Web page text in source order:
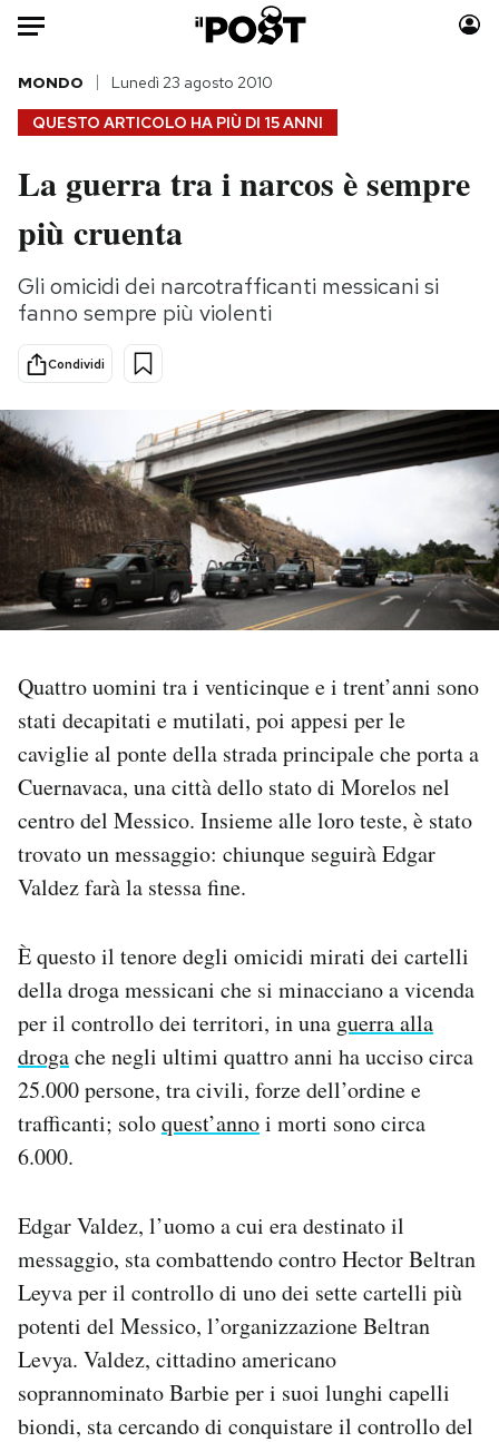
Auto
HOME
Italia
Politica
Tecnologia
Internet
Scienza
Cultura
Economia
Sport
Moda
Storie/Idee
Altrecose
Mondiali calcio 2026
PODCAST
NEWSLETTER
I MIEI PREFERITI
SHOP
Area Personale
Newsletter
Notifiche mobile
Hai bisogno di aiuto?
Esci
QUESTO ARTICOLO HA PIÙ DI 15 ANNI
MONDO Lunedì 23 agosto 2010
La guerra tra i narcos è sempre
più cruenta
Gli omicidi dei narcotrafficanti messicani si
fanno sempre più violenti
Condividi
Quattro uomini tra i venticinque e i trent’anni sono
stati decapitati e mutilati, poi appesi per le
caviglie al ponte della strada principale che porta a
Cuernavaca, una città dello stato di Morelos nel
centro del Messico. Insieme alle loro teste, è stato
trovato un messaggio: chiunque seguirà Edgar
Valdez farà la stessa fine.
È questo il tenore degli omicidi mirati dei cartelli
della droga messicani che si minacciano a vicenda
per il controllo dei territori, in una guerra alla
drogache negli ultimi quattro anni ha ucciso circa
25.000 persone, tra civili, forze dell’ordine e
trafficanti; soloquest’annoi morti sono circa
6.000.
Edgar Valdez, l’uomo a cui era destinato il
messaggio, sta combattendo contro Hector Beltran
Leyva per il controllo di uno dei sette cartelli più
potenti del Messico, l’organizzazione Beltran
Levya. Valdez, cittadino americano
soprannominato Barbie per i suoi lunghi capelli
biondi, sta cercando di conquistare il controllo del